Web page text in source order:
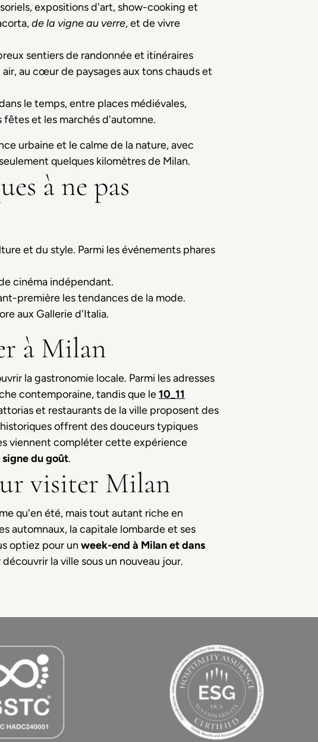
expositions d'art, show-cooking et
de la vigne au verre, et de vivre
sentiers de randonnée et itinéraires
au cœur de paysages aux tons chauds et
le temps, entre places médiévales,
et les marchés d'automne.
urbaine et le calme de la nature, avec
quelques kilomètres de Milan.
à ne pas
et du style. Parmi les événements phares
cinéma indépendant.
première les tendances de la mode.
aux Gallerie d'Italia.
à Milan
la gastronomie locale. Parmi les adresses
contemporaine, tandis que le10_11
et restaurants de la ville proposent des
offrent des douceurs typiques
viennent compléter cette expérience
du goût.
visiter Milan
qu'en été, mais tout autant riche en
automnaux, la capitale lombarde et ses
optiez pour un week-end à Milan et dans
la ville sous un nouveau jour.